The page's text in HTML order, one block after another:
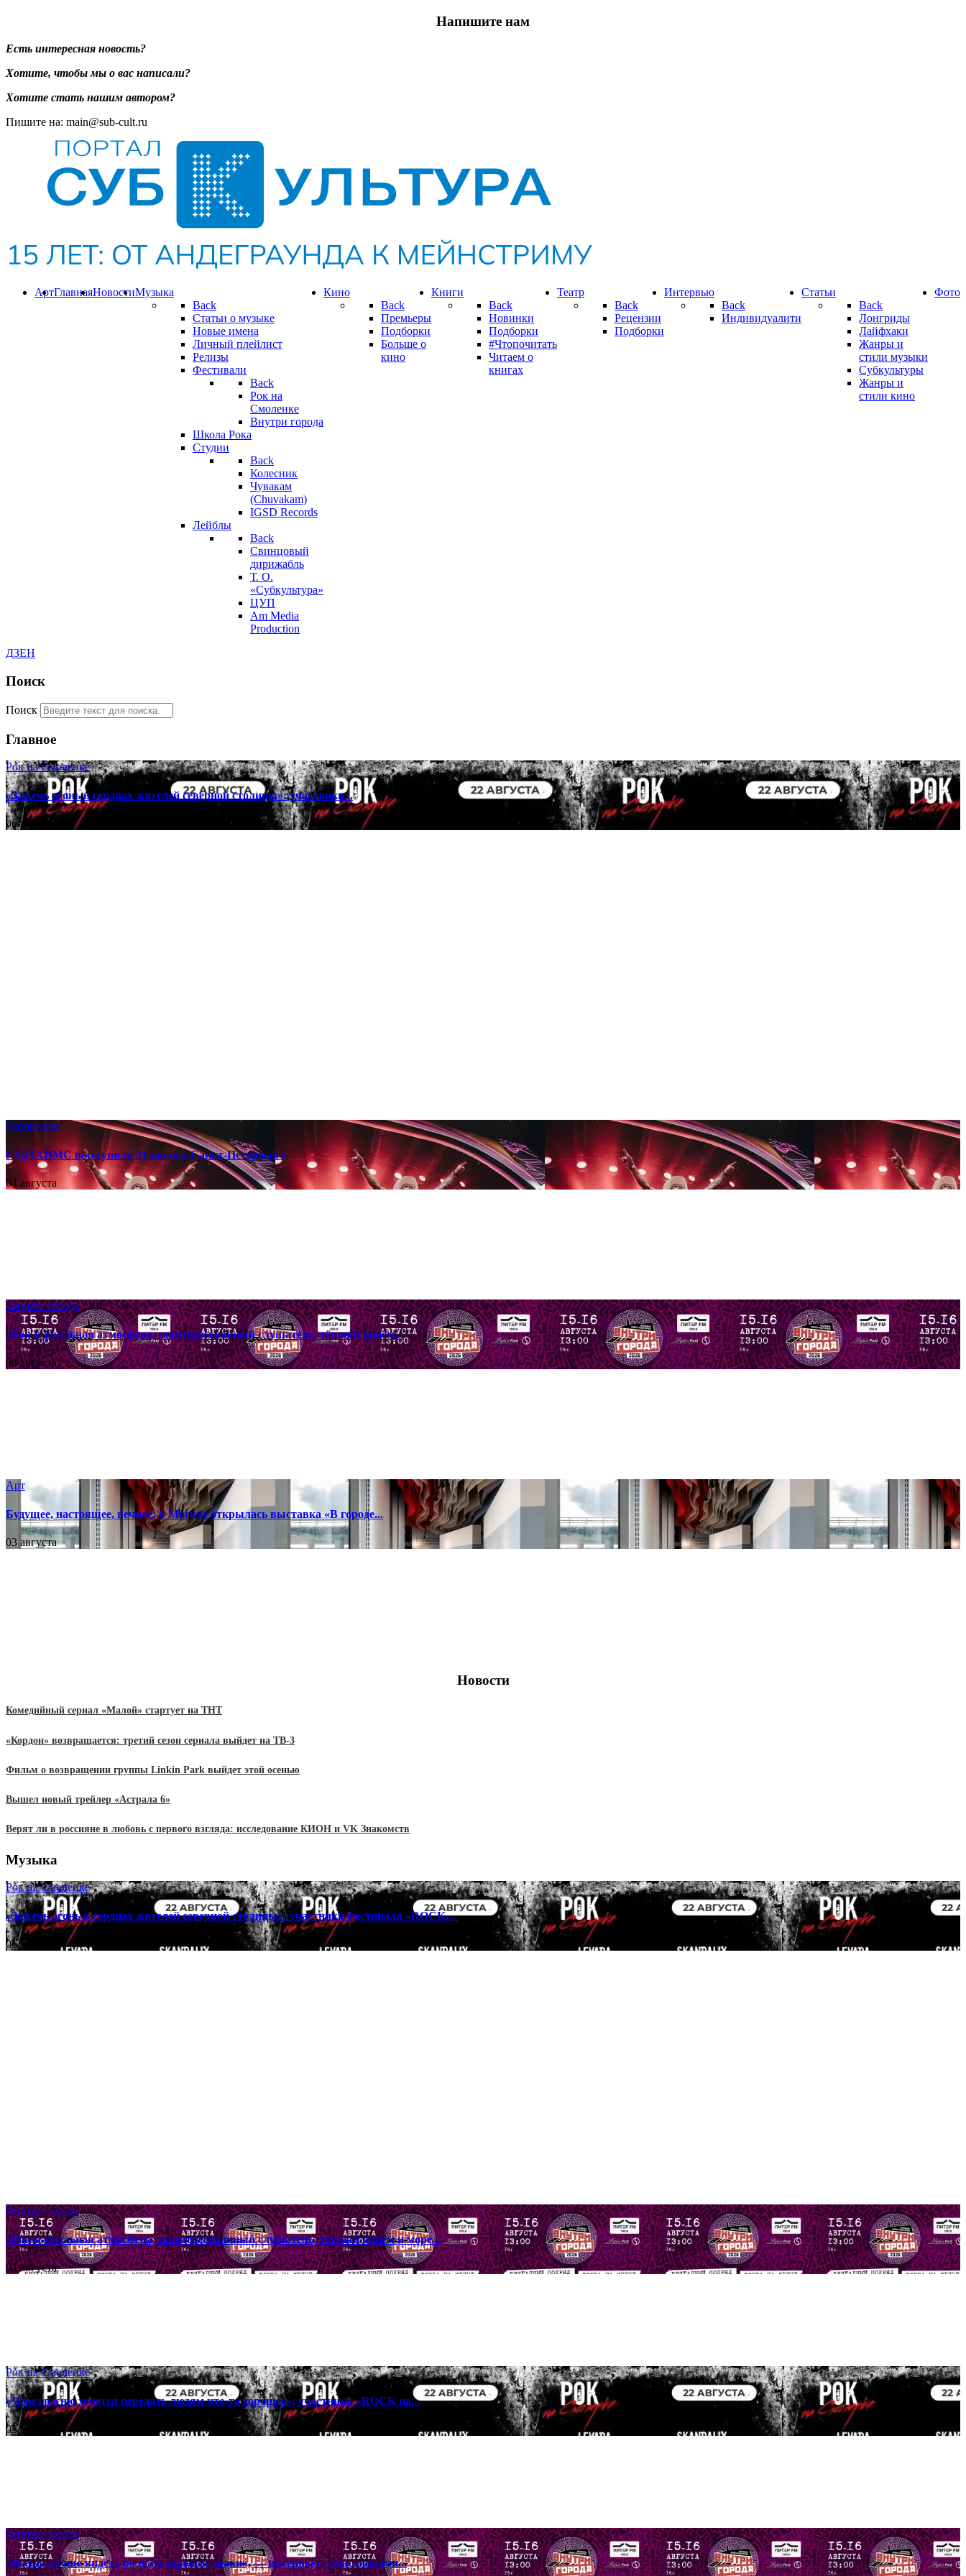
Напишите нам
Есть интересная новость?
Хотите, чтобы мы о вас написали?
Хотите стать нашим автором?
Пишите на: main@sub-cult.ru
Музыка
Back
Статьи о музыке
Новые имена
Личный плейлист
Релизы
Фестивали
Back
Рок на
Смоленке
Внутри города
Школа Рока
Студии
Back
Колесник
Чувакам
(Chuvakam)
IGSD Records
Лейблы
Back
Свинцовый
дирижабль
Т. О.
«Субкультура»
ЦУП
Am Media
Production
Кино
Back
Премьеры
Подборки
Больше о
кино
Книги
Back
Новинки
Подборки
#Чтопочитать
Читаем о
книгах
Театр
Back
Рецензии
Подборки
Фото
Интервью
Back
Индивидуалити
Статьи
Back
Лонгриды
Лайфхаки
Жанры и
стили музыки
Субкультуры
Жанры и
стили кино
Новости
Главная
Арт
ДЗЕН
Поиск
Поиск
Главное
Рок на Смоленке
«Зажечь огонь в сердцах жителей северной столицы»: участники...
06 августа
Репортажи
ГУДТАЙМС выступили 31 июля в Санкт-Петербурге
04 августа
Внутри города
«Рок-н-ролльная атмосфера, заинтересованный слушатель, тёплый приём...
04 августа
Арт
Будущее, настоящее, вечное: в Москве открылась выставка «В городе...
03 августа
Новости
Комедийный сериал «Малой» стартует на ТНТ
«Кордон» возвращается: третий сезон сериала выйдет на ТВ-3
Фильм о возвращении группы Linkin Park выйдет этой осенью
Вышел новый трейлер «Астрала 6»
Верят ли в россияне в любовь с первого взгляда: исследование КИОН и VK Знакомств
Музыка
Рок на Смоленке
«Зажечь огонь в сердцах жителей северной столицы»: участники фестиваля «ROCK...
06 августа
Внутри города
«Рок-н-ролльная атмосфера, заинтересованный слушатель, тёплый приём и море...
04 августа
Рок на Смоленке
«Через песню хочется передать людям что-то хорошее»: участники «ROCK на...
03 августа
Внутри города
«Всегда лучше видеть во всём хорошие знаки», — интервью с участниками...